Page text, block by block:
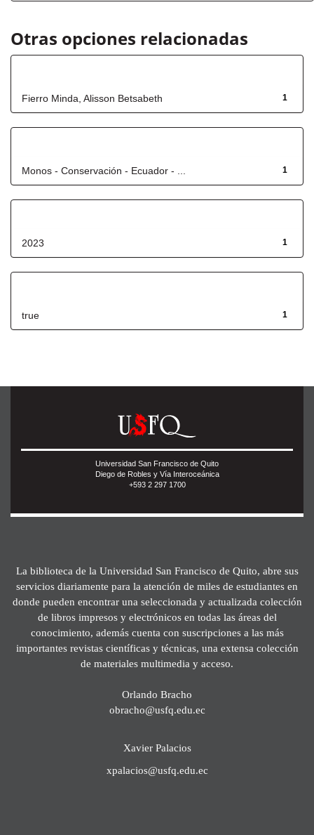
Otras opciones relacionadas
1
Fierro Minda, Alisson Betsabeth
1
Monos - Conservación - Ecuador - ...
1
2023
1
true
Universidad San Francisco de Quito
Diego de Robles y Vía Interoceánica
+593 2 297 1700
La biblioteca de la Universidad San Francisco de Quito, abre sus
servicios diariamente para la atención de miles de estudiantes en
donde pueden encontrar una seleccionada y actualizada colección
de libros impresos y electrónicos en todas las áreas del
conocimiento, además cuenta con suscripciones a las más
importantes revistas científicas y técnicas, una extensa colección
de materiales multimedia y acceso.
Orlando Bracho
obracho@usfq.edu.ec
Xavier Palacios
xpalacios@usfq.edu.ec